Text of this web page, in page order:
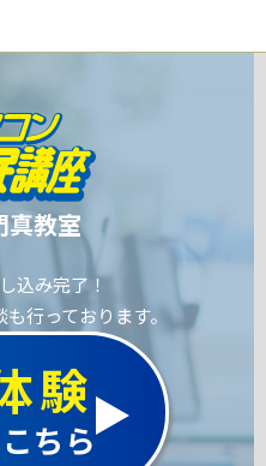
真教室
込み完了！
行っております。
験
ちら